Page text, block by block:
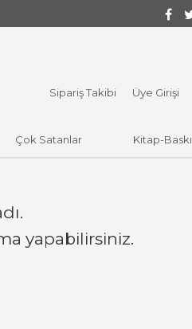
Sipariş Takibi Üye Girişi
Çok Satanlar Kitap-Baskı
yapabilirsiniz.